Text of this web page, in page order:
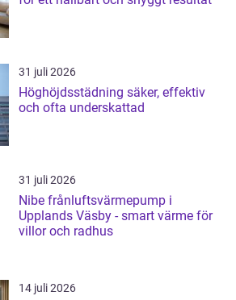
31 juli 2026
Höghöjdsstädning säker, effektiv
och ofta underskattad
31 juli 2026
Nibe frånluftsvärmepump i
Upplands Väsby - smart värme för
villor och radhus
14 juli 2026